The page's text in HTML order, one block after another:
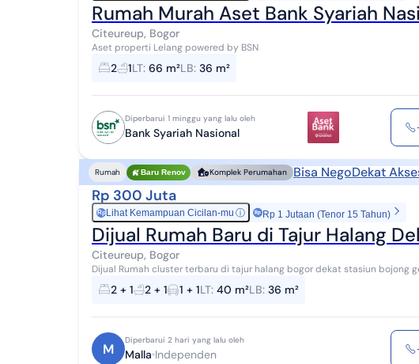
Rumah Murah Aset Bank Syariah
Citeureup, Bogor
Aset properti Lelang powered by BSN
2 1LT: 66 m²LB: 36 m²
Diperbarui 1 minggu yang lalu oleh
Bank Syariah Nasional
Rumah Baru Renov Komplek Perumahan Bisa NegoDekat
Rp 300 Juta
RpLihat Kemampuan Cicilan-mu ⓘ Rp 1 Jutaan (Tenor 15 Tahun)
Dijual Rumah Baru di Tajur Halang
Citeureup, Bogor
Dijual Rumah cluster terbaru di tajur halang bogor dekat stasiun bojong
2 + 1 2 + 1 1 + 1LT: 40 m²LB: 36 m²
M
Diperbarui 2 hari yang lalu oleh
Malla Independen